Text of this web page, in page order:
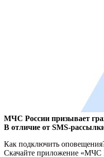
МЧС России призывает
В отличие от SMS-
Как подключить
Скачайте приложение «МЧС